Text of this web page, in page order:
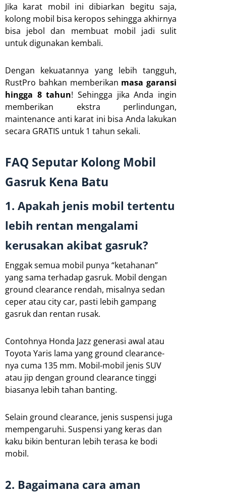
Jika karat mobil ini dibiarkan begitu saja,
kolong mobil bisa keropos sehingga akhirnya
bisa jebol dan membuat mobil jadi sulit
untuk digunakan kembali.
Dengan kekuatannya yang lebih tangguh,
RustPro bahkan memberikan masa garansi
hingga 8 tahun! Sehingga jika Anda ingin
memberikan ekstra perlindungan,
maintenance anti karat ini bisa Anda lakukan
secara GRATIS untuk 1 tahun sekali.
FAQ Seputar Kolong Mobil
Gasruk Kena Batu
1. Apakah jenis mobil tertentu
lebih rentan mengalami
kerusakan akibat gasruk?
Enggak semua mobil punya “ketahanan”
yang sama terhadap gasruk. Mobil dengan
ground clearance rendah, misalnya sedan
ceper atau city car, pasti lebih gampang
gasruk dan rentan rusak.
Contohnya Honda Jazz generasi awal atau
Toyota Yaris lama yang ground clearance-
nya cuma 135 mm. Mobil-mobil jenis SUV
atau jip dengan ground clearance tinggi
biasanya lebih tahan banting.
Selain ground clearance, jenis suspensi juga
mempengaruhi. Suspensi yang keras dan
kaku bikin benturan lebih terasa ke bodi
mobil.
2. Bagaimana cara aman